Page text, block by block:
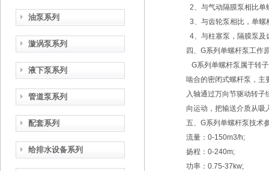
油泵系列
漩涡泵系列
液下泵系列
管道泵系列
配套系列
给排水设备系列
2、与气动隔膜泵相比单
3、与齿轮泵相比，单螺
4、与柱塞泵，隔膜泵及
四、G系列单螺杆泵工作
G系列单螺杆泵属于转
啮合的密闭式螺杆泵，主
入轴通过万向节驱动转
向运动，把输送介质从
五、G系列单螺杆泵技术
流量：0-150m3/h;
扬程：0-240m;
功率：0.75-37kw;